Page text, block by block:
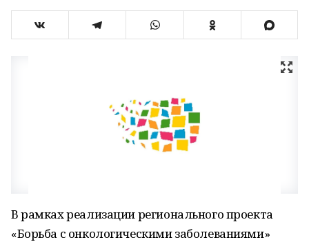
В рамках реализации регионального проекта
«Борьба с онкологическими заболеваниями»